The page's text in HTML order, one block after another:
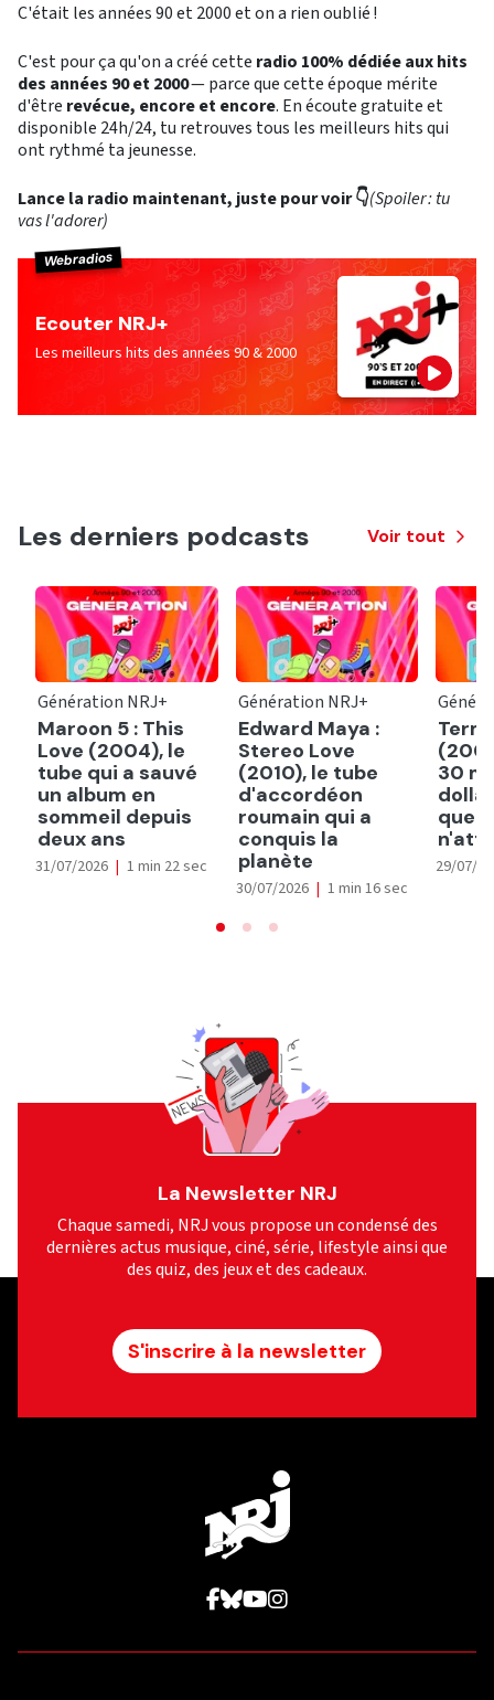
C'était les années 90 et 2000 et on a rien oublié !
C'est pour ça qu'on a créé cette radio 100% dédiée aux hits
des années 90 et 2000— parce que cette époque mérite
d'être revécue, encore et encore. En écoute gratuite et
disponible 24h/24, tu retrouves tous les meilleurs hits qui
ont rythmé ta jeunesse.
Lance la radio maintenant, juste pour voir 👇(Spoiler : tu
vas l'adorer)
Webradios
Ecouter NRJ+
Les meilleurs hits des années 90 & 2000
Les derniers podcasts Voir tout
Génération NRJ+
Maroon 5 : This
Love (2004), le
tube qui a sauvé
un album en
sommeil depuis
deux ans
31/07/2026 | 1 min 22 sec
Génération NRJ+
Edward Maya :
Stereo Love
(2010), le tube
d'accordéon
roumain qui a
conquis la
planète
30/07/2026 | 1 min 16 sec
30
que
29/07/
La Newsletter NRJ
Chaque samedi, NRJ vous propose un condensé des
dernières actus musique, ciné, série, lifestyle ainsi que
des quiz, des jeux et des cadeaux.
S'inscrire à la newsletter